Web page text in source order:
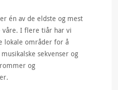
én av de eldste og mest
I flere tiår har vi
lokale områder for å
sekvenser og
og